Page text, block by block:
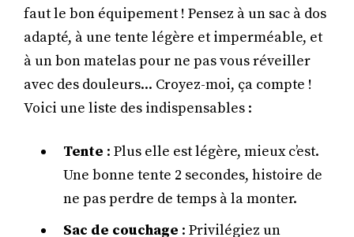
faut le bon équipement ! Pensez à un sac à dos
adapté, à une tente légère et imperméable, et
à un bon matelas pour ne pas vous réveiller
avec des douleurs... Croyez-moi, ça compte !
Voici une liste des indispensables :
Tente : Plus elle est légère, mieux c’est.
Une bonne tente 2 secondes, histoire de
ne pas perdre de temps à la monter.
Sac de couchage : Privilégiez un